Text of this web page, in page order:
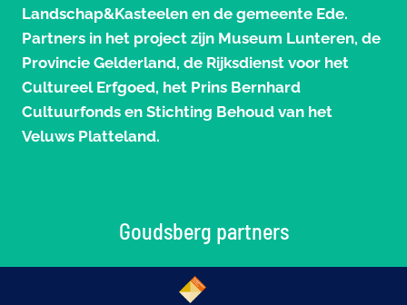
Landschap&Kasteelen en de gemeente Ede.
Partners in het project zijn Museum Lunteren, de
Provincie Gelderland, de Rijksdienst voor het
Cultureel Erfgoed, het Prins Bernhard
Cultuurfonds en Stichting Behoud van het
Veluws Platteland.
Goudsberg partners